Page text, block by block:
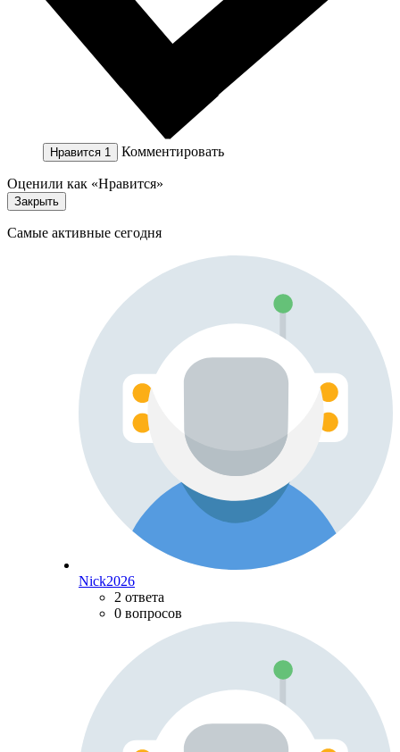
Нравится 1 Комментировать
Оценили как «Нравится»
Закрыть
Самые активные сегодня
Nick2026
2 ответа
0 вопросов